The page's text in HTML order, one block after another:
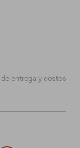
entrega y costos